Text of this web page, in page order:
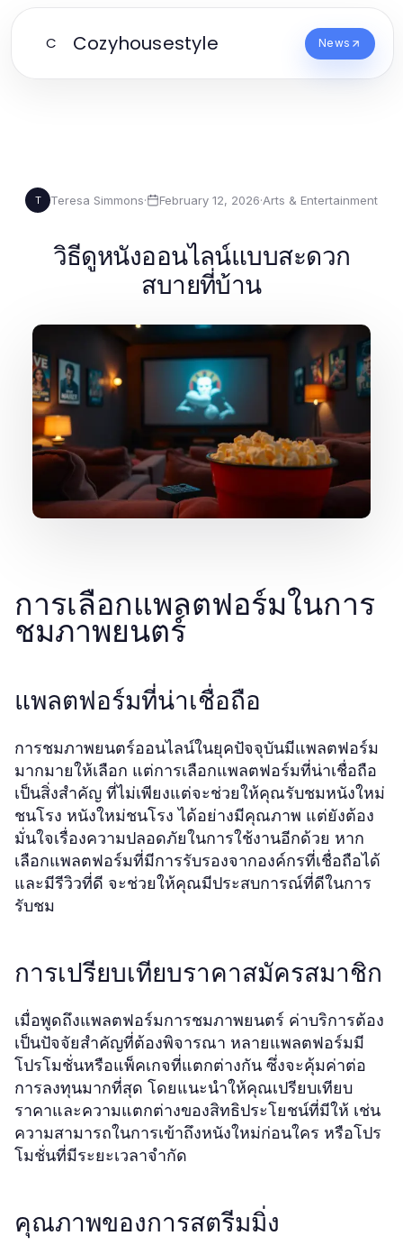
C Cozyhousestyle News
T Teresa Simmons· February 12, 2026·Arts & Entertainment
วิธีดูหนังออนไลน์แบบสะดวก
สบายที่บ้าน
การเลือกแพลตฟอร์มในการ
ชมภาพยนตร์
แพลตฟอร์มที่น่าเชื่อถือ
การชมภาพยนตร์ออนไลน์ในยุคปัจจุบันมีแพลตฟอร์ม
มากมายให้เลือก แต่การเลือกแพลตฟอร์มที่น่าเชื่อถือ
เป็นสิ่งสำคัญ ที่ไม่เพียงแต่จะช่วยให้คุณรับชมหนังใหม่
ชนโรง หนังใหม่ชนโรง ได้อย่างมีคุณภาพ แต่ยังต้อง
มั่นใจเรื่องความปลอดภัยในการใช้งานอีกด้วย หาก
เลือกแพลตฟอร์มที่มีการรับรองจากองค์กรที่เชื่อถือได้
และมีรีวิวที่ดี จะช่วยให้คุณมีประสบการณ์ที่ดีในการ
รับชม
การเปรียบเทียบราคาสมัครสมาชิก
เมื่อพูดถึงแพลตฟอร์มการชมภาพยนตร์ ค่าบริการต้อง
เป็นปัจจัยสำคัญที่ต้องพิจารณา หลายแพลตฟอร์มมี
โปรโมชั่นหรือแพ็คเกจที่แตกต่างกัน ซึ่งจะคุ้มค่าต่อ
การลงทุนมากที่สุด โดยแนะนำให้คุณเปรียบเทียบ
ราคาและความแตกต่างของสิทธิประโยชน์ที่มีให้ เช่น
ความสามารถในการเข้าถึงหนังใหม่ก่อนใคร หรือโปร
โมชั่นที่มีระยะเวลาจำกัด
คุณภาพของการสตรีมมิ่ง